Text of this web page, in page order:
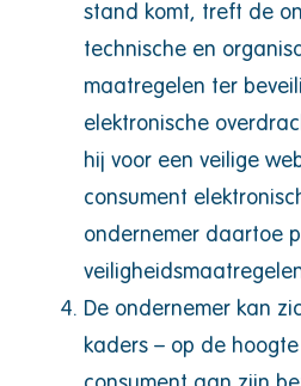
stand komt, treft de
technische en
maatregelen ter
elektronische
hij voor een veilige
consument
ondernemer daartoe
De ondernemer kan
kaders – op de